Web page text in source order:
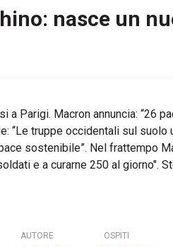
nasce un
a Parigi. Macron annuncia: “26
“Le truppe occidentali sul
sostenibile”. Nel frattempo
e a curarne 250 al giorno".
AUTORE
OSPITI